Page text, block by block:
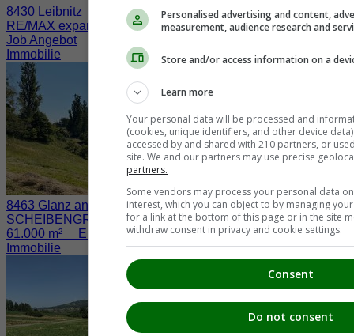
8430 Leibnitz
RE/MAX expandiert in der Südsteiermark
Job Angebot
Immobilie
8463 Glanz an der Weinstraße / Fötschach
SCHEIBENGRUND nahe der WEINSTRASSE
61.000 m² EUR 730.000.-
Immobilie
Personalised advertising and content,
measurement, audience research and
Store and/or access information on a
Learn more
Your personal data will be processed and
(cookies, unique identifiers, and other device
accessed by and shared with 210 partners, or
site. We and our partners may use precise
partners.
Some vendors may process your personal data
interest, which you can object to by managing
for a link at the bottom of this page or in the site
withdraw consent in privacy and cookie settings.
Consent
Do not consent